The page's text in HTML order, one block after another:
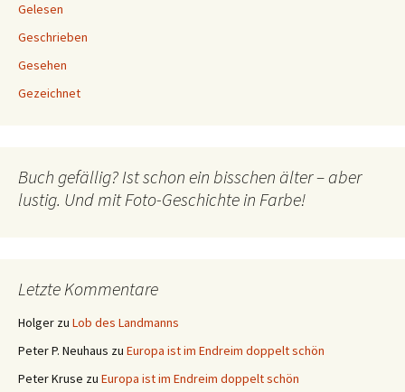
Gelesen
Geschrieben
Gesehen
Gezeichnet
Buch gefällig? Ist schon ein bisschen älter – aber
lustig. Und mit Foto-Geschichte in Farbe!
Letzte Kommentare
Holger zu Lob des Landmanns
Peter P. Neuhaus zu Europa ist im Endreim doppelt schön
Peter Kruse zu Europa ist im Endreim doppelt schön